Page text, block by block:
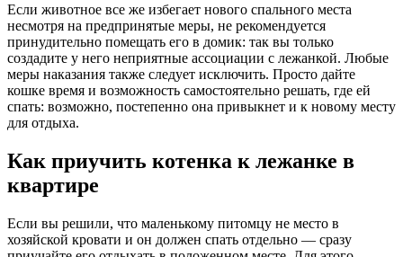
Если животное все же избегает нового спального места
несмотря на предпринятые меры, не рекомендуется
принудительно помещать его в домик: так вы только
создадите у него неприятные ассоциации с лежанкой. Любые
меры наказания также следует исключить. Просто дайте
кошке время и возможность самостоятельно решать, где ей
спать: возможно, постепенно она привыкнет и к новому месту
для отдыха.
Как приучить котенка к лежанке в
квартире
Если вы решили, что маленькому питомцу не место в
хозяйской кровати и он должен спать отдельно — сразу